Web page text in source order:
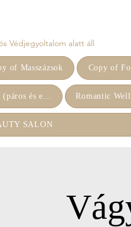
Védjegyoltalom alatt áll
of Masszázsok Copy of
(páros és e... Romantic
SALON